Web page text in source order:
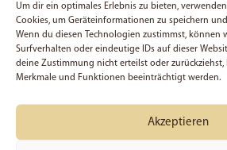
Um dir ein optimales Erlebnis zu bieten,
Cookies, um Geräteinformationen zu speichern
Wenn du diesen Technologien zustimmst, können
Surfverhalten oder eindeutige IDs auf dieser
deine Zustimmung nicht erteilst oder
Merkmale und Funktionen beeinträchtigt werden.
Akzeptieren
Beanie | Geliebt |
| Accessoire | Kleidung